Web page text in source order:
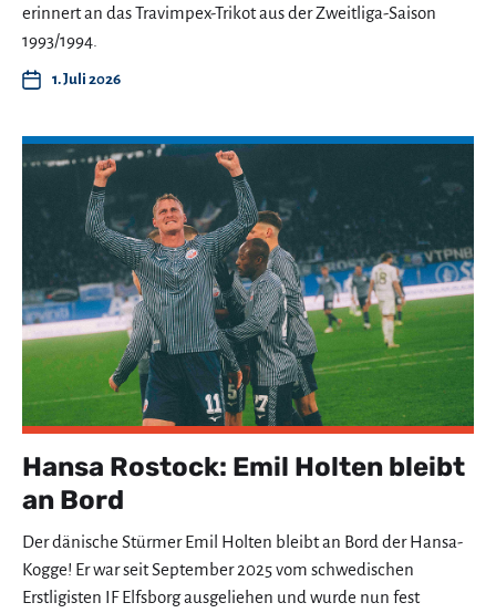
erinnert an das Travimpex-Trikot aus der Zweitliga-Saison
1993/1994.
1. Juli 2026
Hansa Rostock: Emil Holten bleibt
an Bord
Der dänische Stürmer Emil Holten bleibt an Bord der Hansa-
Kogge! Er war seit September 2025 vom schwedischen
Erstligisten IF Elfsborg ausgeliehen und wurde nun fest